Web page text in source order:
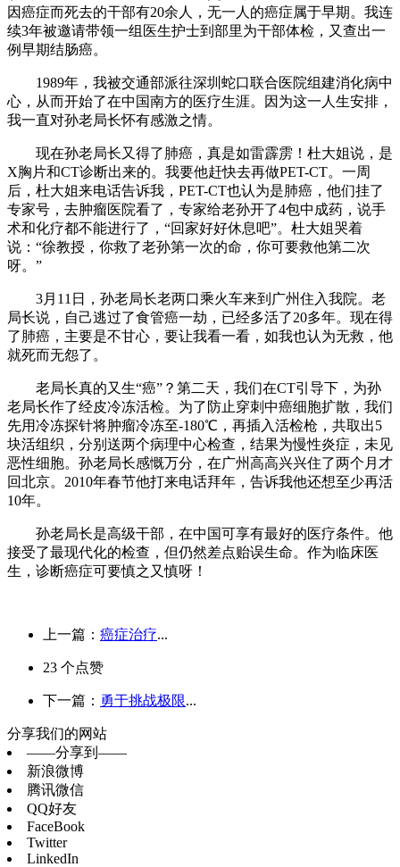
因癌症而死去的干部有20余人，无一人的癌症属于早期。我连
续3年被邀请带领一组医生护士到部里为干部体检，又查出一
例早期结肠癌。
1989年，我被交通部派往深圳蛇口联合医院组建消化病中
心，从而开始了在中国南方的医疗生涯。因为这一人生安排，
我一直对孙老局长怀有感激之情。
现在孙老局长又得了肺癌，真是如雷霹雳！杜大姐说，是
X胸片和CT诊断出来的。我要他赶快去再做PET-CT。一周
后，杜大姐来电话告诉我，PET-CT也认为是肺癌，他们挂了
专家号，去肿瘤医院看了，专家给老孙开了4包中成药，说手
术和化疗都不能进行了，“回家好好休息吧”。杜大姐哭着
说：“徐教授，你救了老孙第一次的命，你可要救他第二次
呀。”
3月11日，孙老局长老两口乘火车来到广州住入我院。老
局长说，自己逃过了食管癌一劫，已经多活了20多年。现在得
了肺癌，主要是不甘心，要让我看一看，如我也认为无救，他
就死而无怨了。
老局长真的又生“癌”？第二天，我们在CT引导下，为孙
老局长作了经皮冷冻活检。为了防止穿刺中癌细胞扩散，我们
先用冷冻探针将肿瘤冷冻至-180℃，再插入活检枪，共取出5
块活组织，分别送两个病理中心检查，结果为慢性炎症，未见
恶性细胞。孙老局长感慨万分，在广州高高兴兴住了两个月才
回北京。2010年春节他打来电话拜年，告诉我他还想至少再活
10年。
孙老局长是高级干部，在中国可享有最好的医疗条件。他
接受了最现代化的检查，但仍然差点贻误生命。作为临床医
生，诊断癌症可要慎之又慎呀！
上一篇： 癌症治疗...
23 个点赞
下一篇： 勇于挑战极限...
分享我们的网站
——分享到——
新浪微博
腾讯微信
QQ好友
FaceBook
Twitter
LinkedIn